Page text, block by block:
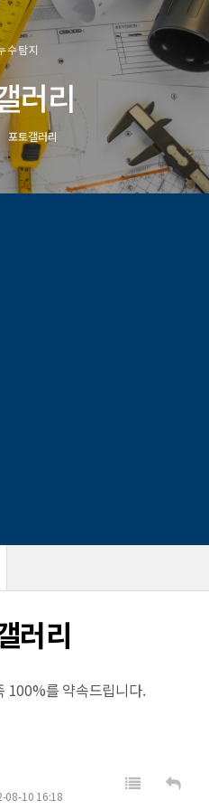
수탐지
러리
포토갤러리
러리
100%를 약속드립니다.
08-10 16:18